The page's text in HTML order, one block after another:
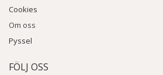
Cookies
Om oss
Pyssel
FÖLJ OSS